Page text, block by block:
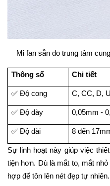
Mi fan sẵn do trung tâm
Thông số Chi tiết
✅ Độ cong C, CC, D,
✅ Độ dày 0,05mm -
✅ Độ dài 8 đến
Sự linh hoạt này giúp việc
tiện hơn. Dù là mắt to, mắt
hợp để tôn lên nét đẹp tự nhiên.